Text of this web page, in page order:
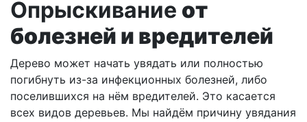
Опрыскивание от
болезней и вредителей
Дерево может начать увядать или полностью
погибнуть из-за инфекционных болезней, либо
поселившихся на нём вредителей. Это касается
всех видов деревьев. Мы найдём причину увядания